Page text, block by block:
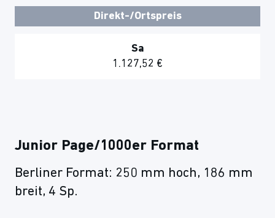
Direkt-/Ortspreis
Sa
1.127,52 €
Junior Page/1000er Format
Berliner Format: 250 mm hoch, 186 mm
breit, 4 Sp.